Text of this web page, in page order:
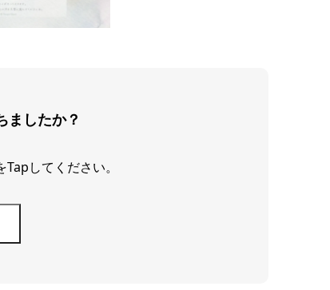
ましたか？
してください。